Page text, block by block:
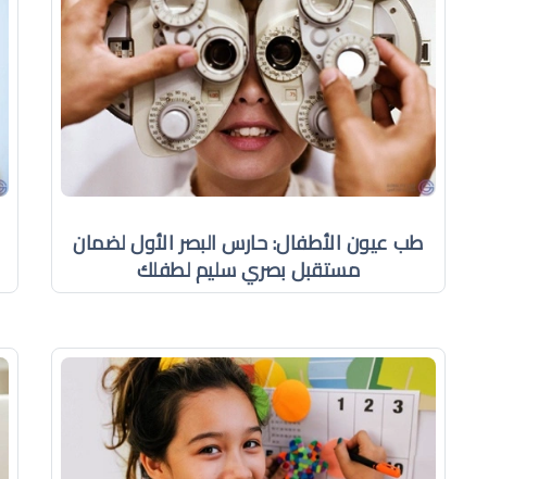
طب عيون الأطفال: حارس البصر الأول لضمان
مستقبل بصري سليم لطفلك